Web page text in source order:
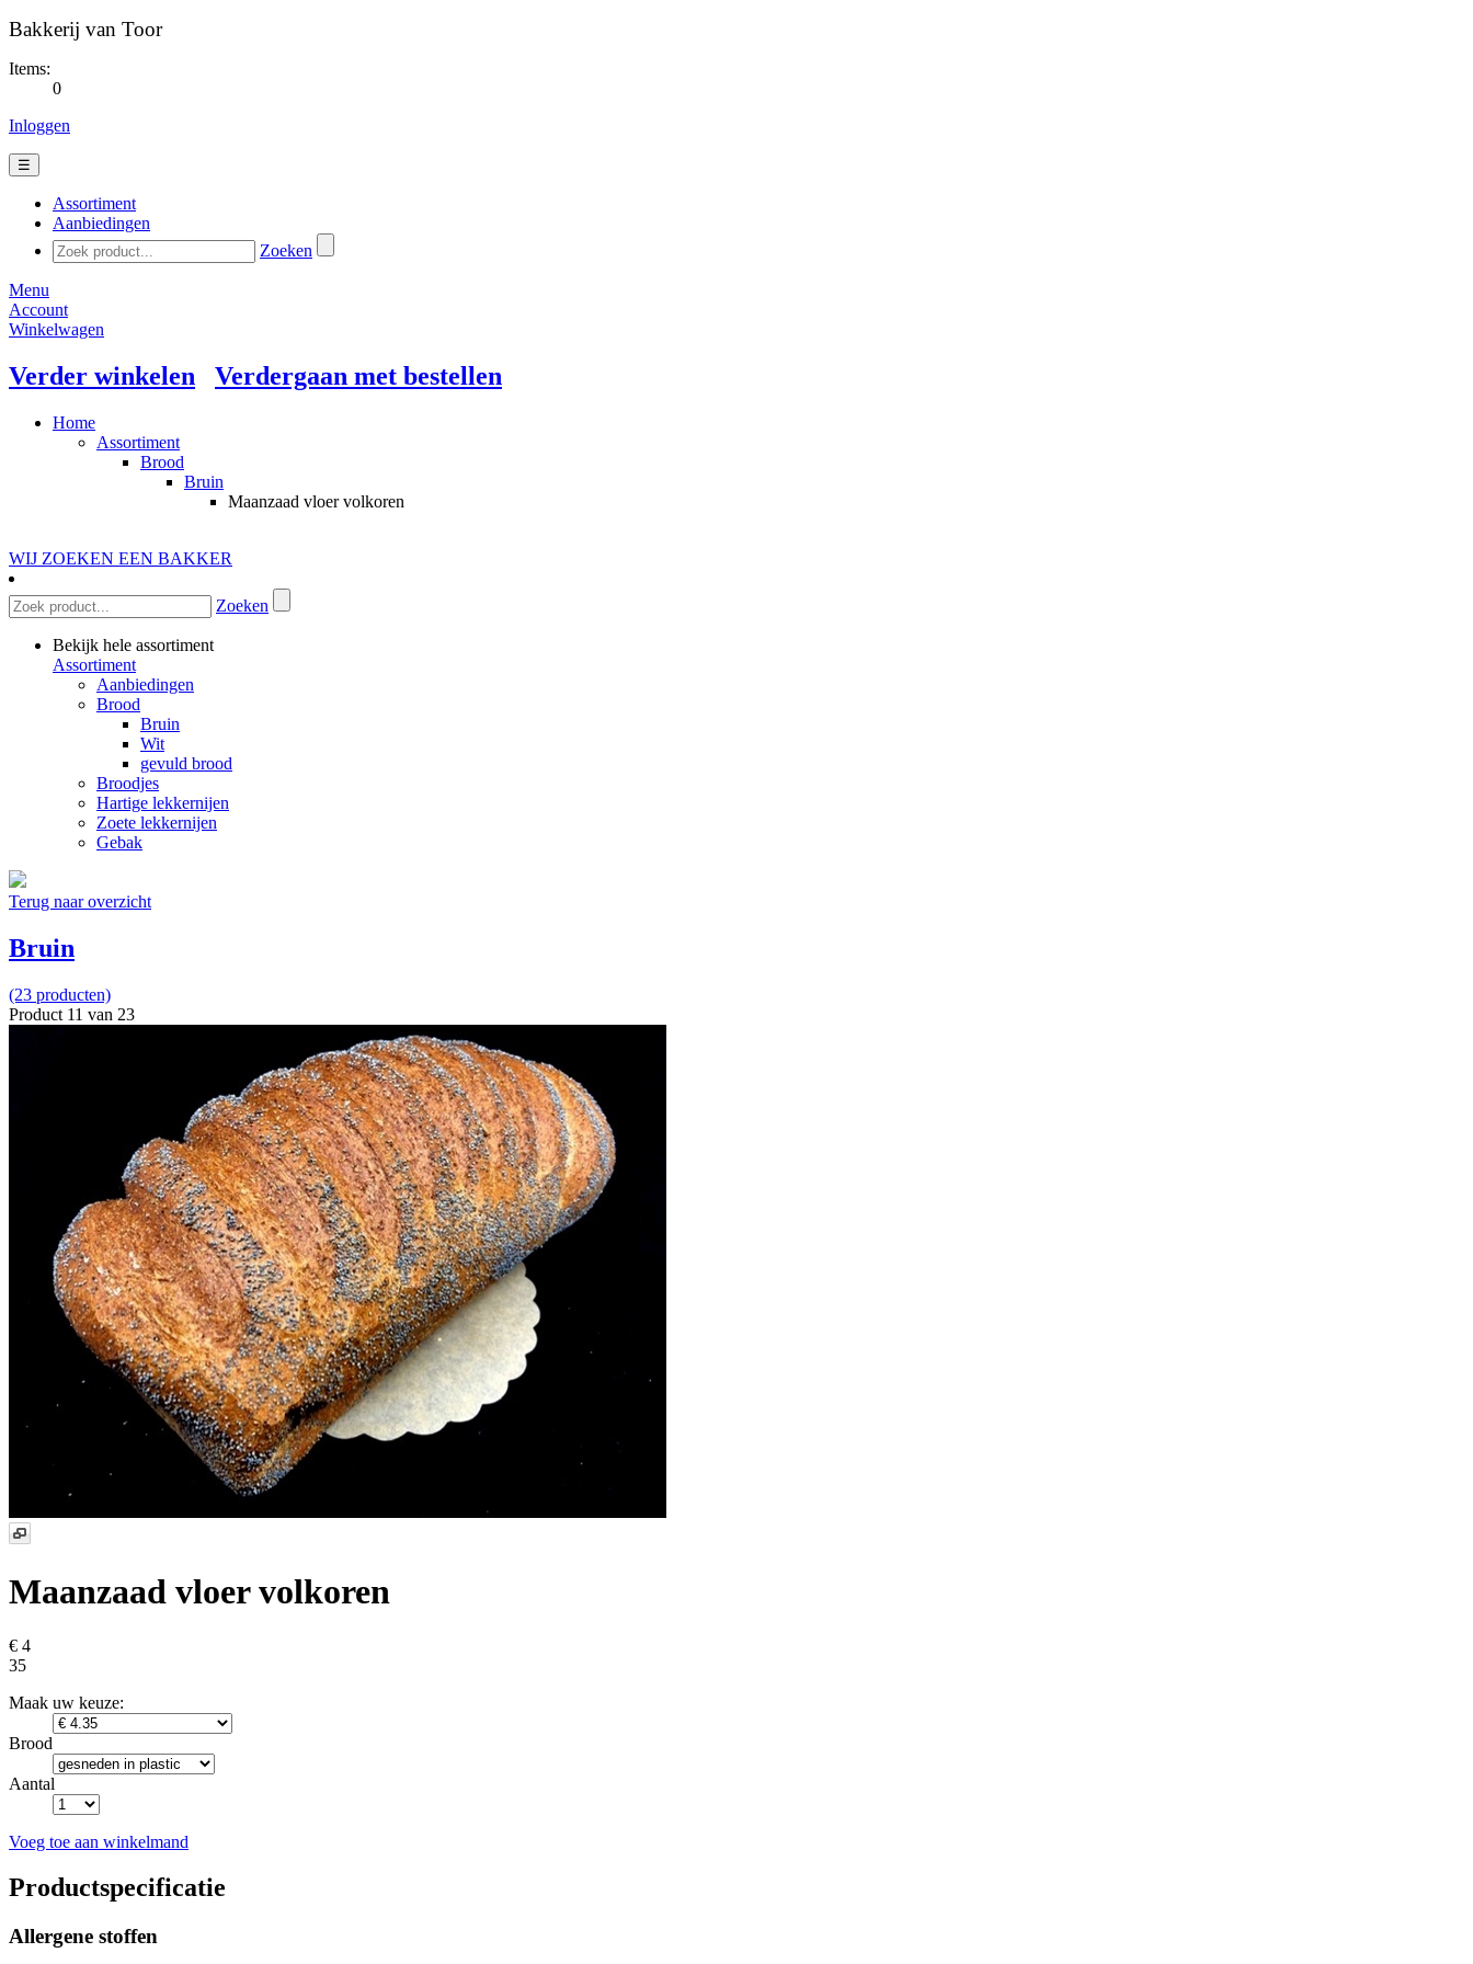
Bakkerij van Toor
Items:
0
Inloggen
☰
Assortiment
Aanbiedingen
Zoeken
Menu
Account
Winkelwagen
Verder winkelen Verdergaan met bestellen
Home
Assortiment
Brood
Bruin
Maanzaad vloer volkoren
WIJ ZOEKEN EEN BAKKER
Zoeken
Bekijk hele assortiment
Assortiment
Aanbiedingen
Brood
Bruin
Wit
gevuld brood
Broodjes
Hartige lekkernijen
Zoete lekkernijen
Gebak
Terug naar overzicht
Bruin
(23 producten)
Product 11 van 23
Maanzaad vloer volkoren
€ 4
35
Maak uw keuze:
Brood
Aantal
Voeg toe aan winkelmand
Productspecificatie
Allergene stoffen